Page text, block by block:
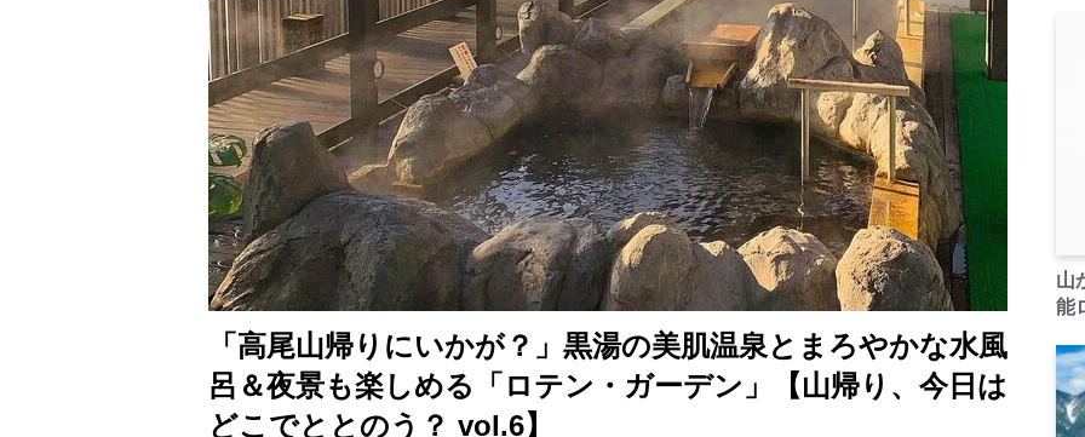
「高尾山帰りにいかが？」黒湯の美肌温泉とまろやかな水風
呂＆夜景も楽しめる「ロテン・ガーデン」【山帰り、今日は
どこでととのう？ vol.6】
山
能